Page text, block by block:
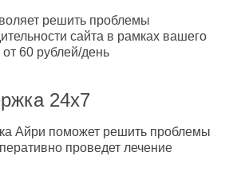
решить проблемы
сайта в рамках вашего
60 рублей/день
24x7
Айри поможет решить проблемы
проведет лечение